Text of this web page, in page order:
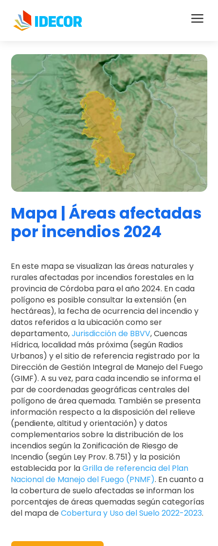
a
Mapa | Áreas afectadas
por incendios 2024
En este mapa se visualizan las áreas naturales y
rurales afectadas por incendios forestales en la
provincia de Córdoba para el año 2024. En cada
polígono es posible consultar la extensión (en
hectáreas), la fecha de ocurrencia del incendio y
datos referidos a la ubicación como ser
departamento,Jurisdicción de BBVV, Cuencas
Hídrica, localidad más próxima (según Radios
Urbanos) y el sitio de referencia registrado por la
Dirección de Gestión Integral de Manejo del Fuego
(GIMF). A su vez, para cada incendio se informa el
par de coordenadas geográficas centrales del
polígono de área quemada. También se presenta
información respecto a la disposición del relieve
(pendiente, altitud y orientación) y datos
complementarios sobre la distribución de los
incendios según la Zonificación de Riesgo de
Incendio (según Ley Prov. 8.751) y la posición
establecida por laGrilla de referencia del Plan
Nacional de Manejo del Fuego (PNMF). En cuanto a
la cobertura de suelo afectadas se informan los
porcentajes de áreas quemadas según categorías
del mapa deCobertura y Uso del Suelo 2022-2023.